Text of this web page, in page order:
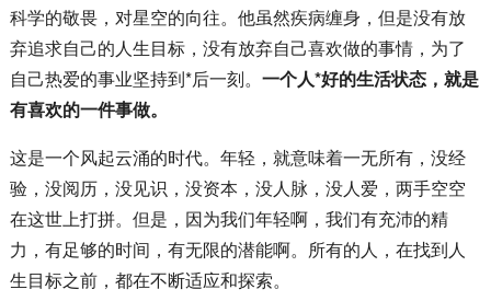
科学的敬畏，对星空的向往。他虽然疾病缠身，但是没有放
弃追求自己的人生目标，没有放弃自己喜欢做的事情，为了
自己热爱的事业坚持到*后一刻。 一个人*好的生活状态，就是
有喜欢的一件事做。
这是一个风起云涌的时代。年轻，就意味着一无所有，没经
验，没阅历，没见识，没资本，没人脉，没人爱，两手空空
在这世上打拼。但是，因为我们年轻啊，我们有充沛的精
力，有足够的时间，有无限的潜能啊。所有的人，在找到人
生目标之前，都在不断适应和探索。